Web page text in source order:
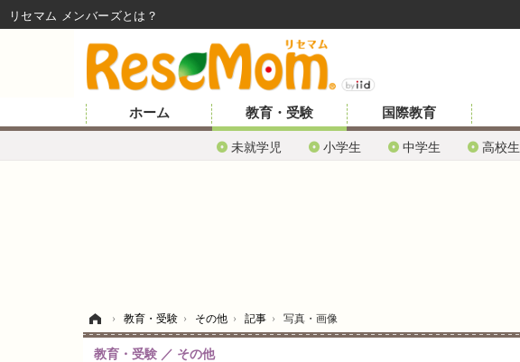
ホーム 教育・受験
未就学児 小学生 中学生 高校生
国際教育
› 教育・受験 › その他 › 記事 › 写真・画像
教育・受験 その他
リセマム メンバーズ